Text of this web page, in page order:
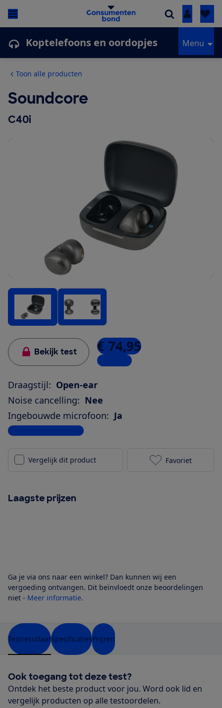
Inloggen
Koptelefoons en oordopjes Menu
Toon alle producten
Soundcore
C40i
Bekijk test € 74,95
2 winkels
Draagstijl: Open-ear
Noise cancelling: Nee
Ingebouwde microfoon: Ja
Bekijk alle specificaties
Vergelijk dit product Soundcore
Favoriet
Laagste prijzen
Ga je via ons naar een winkel? Dan kunnen wij een
vergoeding ontvangen. Dit beïnvloedt onze beoordelingen
niet - Meer informatie.
TestresultaatSpecificatiesPrijzen
Ook toegang tot deze test?
Ontdek het beste product voor jou. Word ook lid en
vergelijk producten op alle testoordelen.